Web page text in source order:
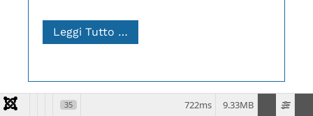
Leggi Tutto …
35 9.33MB
722ms